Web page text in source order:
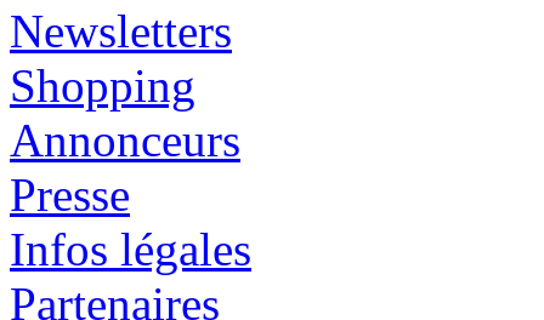
Newsletters
Shopping
Annonceurs
Presse
Infos légales
Partenaires